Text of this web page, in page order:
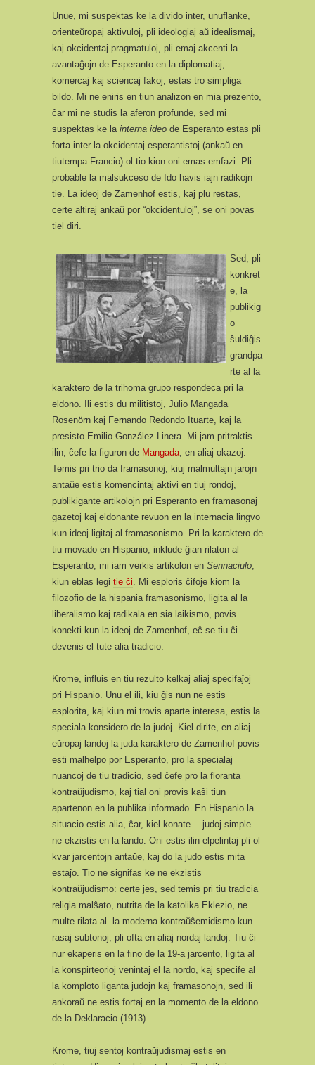
Unue, mi suspektas ke la divido inter, unuflanke,
orienteŭropaj aktivuloj, pli ideologiaj aŭ idealismaj,
kaj okcidentaj pragmatuloj, pli emaj akcenti la
avantaĝojn de Esperanto en la diplomatiaj,
komercaj kaj sciencaj fakoj, estas tro simpliga
bildo. Mi ne eniris en tiun analizon en mia prezento,
ĉar mi ne studis la aferon profunde, sed mi
suspektas ke la interna ideo de Esperanto estas pli
forta inter la okcidentaj esperantistoj (ankaŭ en
tiutempa Francio) ol tio kion oni emas emfazi. Pli
probable la malsukceso de Ido havis iajn radikojn
tie. La ideoj de Zamenhof estis, kaj plu restas,
certe altiraj ankaŭ por “okcidentuloj”, se oni povas
tiel diri.
Sed, pli
konkret
e, la
publikig
o
ŝuldiĝis
grandpa
rte al la
karaktero de la trihoma grupo respondeca pri la
eldono. Ili estis du militistoj, Julio Mangada
Rosenörn kaj Fernando Redondo Ituarte, kaj la
presisto Emilio González Linera. Mi jam pritraktis
ilin, ĉefe la figuron de Mangada, en aliaj okazoj.
Temis pri trio da framasonoj, kiuj malmultajn jarojn
antaŭe estis komencintaj aktivi en tiuj rondoj,
publikigante artikolojn pri Esperanto en framasonaj
gazetoj kaj eldonante revuon en la internacia lingvo
kun ideoj ligitaj al framasonismo. Pri la karaktero de
tiu movado en Hispanio, inklude ĝian rilaton al
Esperanto, mi iam verkis artikolon en Sennaciulo,
kiun eblas legi tie ĉi. Mi esploris ĉifoje kiom la
filozofio de la hispania framasonismo, ligita al la
liberalismo kaj radikala en sia laikismo, povis
konekti kun la ideoj de Zamenhof, eĉ se tiu ĉi
devenis el tute alia tradicio.
Krome, influis en tiu rezulto kelkaj aliaj specifaĵoj
pri Hispanio. Unu el ili, kiu ĝis nun ne estis
esplorita, kaj kiun mi trovis aparte interesa, estis la
speciala konsidero de la judoj. Kiel dirite, en aliaj
eŭropaj landoj la juda karaktero de Zamenhof povis
esti malhelpo por Esperanto, pro la specialaj
nuancoj de tiu tradicio, sed ĉefe pro la floranta
kontraŭjudismo, kaj tial oni provis kaŝi tiun
apartenon en la publika informado. En Hispanio la
situacio estis alia, ĉar, kiel konate… judoj simple
ne ekzistis en la lando. Oni estis ilin elpelintaj pli ol
kvar jarcentojn antaŭe, kaj do la judo estis mita
estaĵo. Tio ne signifas ke ne ekzistis
kontraŭjudismo: certe jes, sed temis pri tiu tradicia
religia malŝato, nutrita de la katolika Eklezio, ne
multe rilata al la moderna kontraŭŝemidismo kun
rasaj subtonoj, pli ofta en aliaj nordaj landoj. Tiu ĉi
nur ekaperis en la fino de la 19-a jarcento, ligita al
la konspirteorioj venintaj el la nordo, kaj specife al
la komploto liganta judojn kaj framasonojn, sed ili
ankoraŭ ne estis fortaj en la momento de la eldono
de la Deklaracio (1913).
Krome, tiuj sentoj kontraŭjudismaj estis en